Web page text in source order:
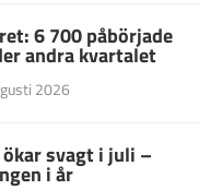
6 700 påbörjade
andra kvartalet
2026
svagt i juli –
i år